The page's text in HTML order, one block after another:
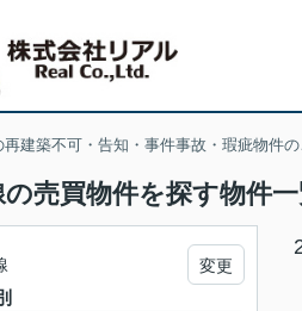
再建築不可・告知・事件事故・瑕疵物件
売買物件を探す物件
変更